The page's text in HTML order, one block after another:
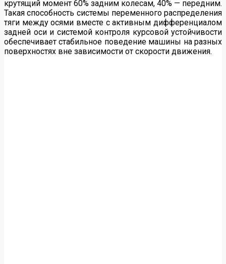
крутящий момент 60% задним колесам, 40% — передним.
Такая способность системы переменного распределения
тяги между осями вместе с активным дифференциалом
задней оси и системой контроля курсовой устойчивости
обеспечивает стабильное поведение машины на разных
поверхностях вне зависимости от скорости движения.